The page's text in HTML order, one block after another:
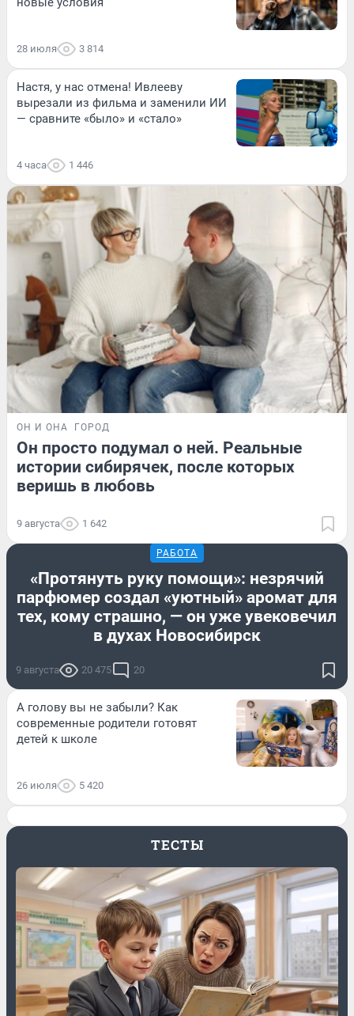
28 июля 3 814
Настя, у нас отмена! Ивлееву
вырезали из фильма и заменили ИИ
— сравните «было» и «стало»
4 часа 1 446
ОН И ОНА ГОРОД
Он просто подумал о ней. Реальные
истории сибирячек, после которых
веришь в любовь
9 августа 1 642
РАБОТА
«Протянуть руку помощи»: незрячий
парфюмер создал «уютный» аромат для
тех, кому страшно, — он уже увековечил
в духах Новосибирск
9 августа 20 475 20
А голову вы не забыли? Как
современные родители готовят
детей к школе
26 июля 5 420
ТЕСТЫ